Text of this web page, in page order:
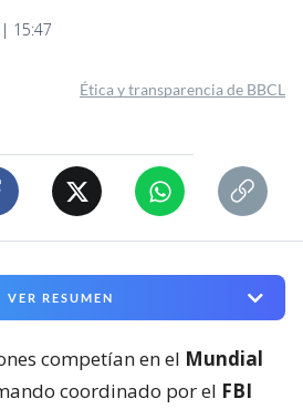
15:47
Ética y transparencia de BBCL
VER RESUMEN
competían en el Mundial
coordinado por el FBI